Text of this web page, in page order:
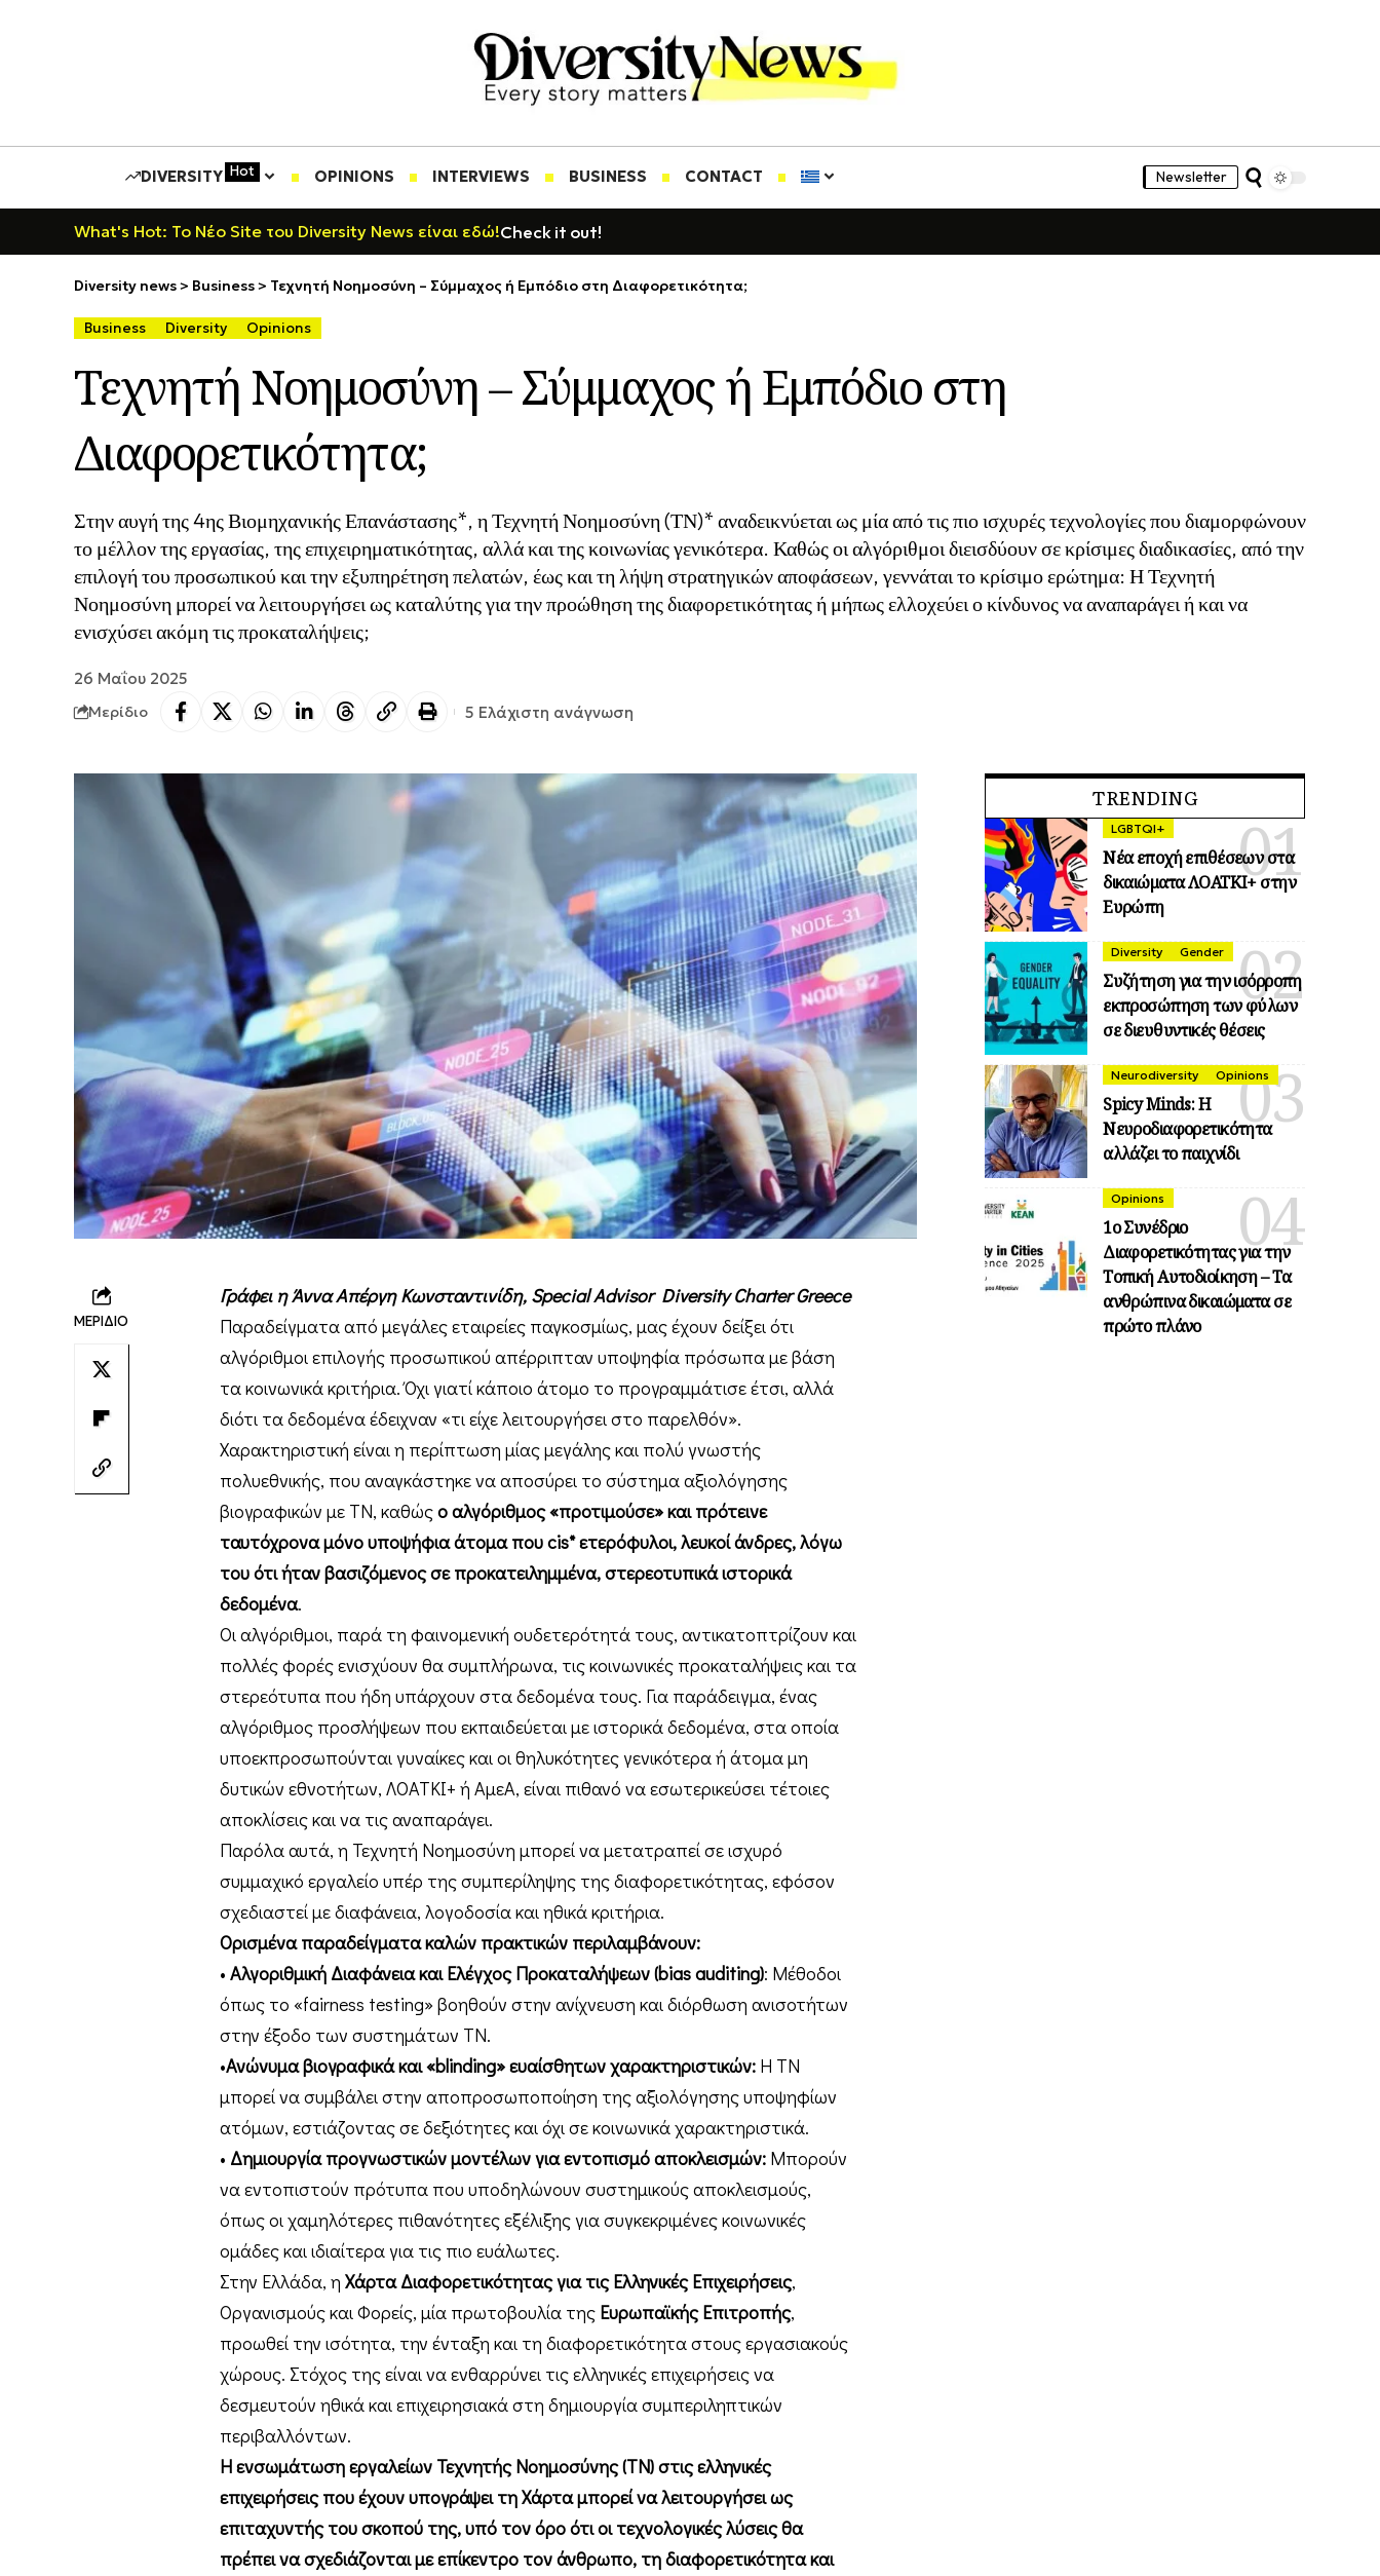
DIVERSITY Hot OPINIONS INTERVIEWS BUSINESS CONTACT Newsletter
What's Hot: Το Νέο Site του Diversity News είναι εδώ!Check it out!
Diversity news> Business> Τεχνητή Νοημοσύνη – Σύμμαχος ή Εμπόδιο στη Διαφορετικότητα;
Business Diversity Opinions
Τεχνητή Νοημοσύνη – Σύμμαχος ή Εμπόδιο στη
Διαφορετικότητα;
Στην αυγή της 4ης Βιομηχανικής Επανάστασης*, η Τεχνητή Νοημοσύνη (ΤΝ)* αναδεικνύεται ως μία από τις πιο ισχυρές τεχνολογίες που διαμορφώνουν
το μέλλον της εργασίας, της επιχειρηματικότητας, αλλά και της κοινωνίας γενικότερα. Καθώς οι αλγόριθμοι διεισδύουν σε κρίσιμες διαδικασίες, από την
επιλογή του προσωπικού και την εξυπηρέτηση πελατών, έως και τη λήψη στρατηγικών αποφάσεων, γεννάται το κρίσιμο ερώτημα: Η Τεχνητή
Νοημοσύνη μπορεί να λειτουργήσει ως καταλύτης για την προώθηση της διαφορετικότητας ή μήπως ελλοχεύει ο κίνδυνος να αναπαράγει ή και να
ενισχύσει ακόμη τις προκαταλήψεις;
26 Μαΐου 2025
Μερίδιο 5 Ελάχιστη ανάγνωση
ΜΕΡΙΔΙΟ
Γράφει η Άννα Απέργη Κωνσταντινίδη, Special Advisor Diversity Charter Greece
Παραδείγματα από μεγάλες εταιρείες παγκοσμίως, μας έχουν δείξει ότι
αλγόριθμοι επιλογής προσωπικού απέρριπταν υποψηφία πρόσωπα με βάση
τα κοινωνικά κριτήρια. Όχι γιατί κάποιο άτομο το προγραμμάτισε έτσι, αλλά
διότι τα δεδομένα έδειχναν «τι είχε λειτουργήσει στο παρελθόν».
Χαρακτηριστική είναι η περίπτωση μίας μεγάλης και πολύ γνωστής
πολυεθνικής, που αναγκάστηκε να αποσύρει το σύστημα αξιολόγησης
βιογραφικών με ΤΝ, καθώςο αλγόριθμος «προτιμούσε» και πρότεινε
ταυτόχρονα μόνο υποψήφια άτομα που cis* ετερόφυλοι, λευκοί άνδρες, λόγω
του ότι ήταν βασιζόμενος σε προκατειλημμένα, στερεοτυπικά ιστορικά
δεδομένα.
Οι αλγόριθμοι, παρά τη φαινομενική ουδετερότητά τους, αντικατοπτρίζουν και
πολλές φορές ενισχύουν θα συμπλήρωνα, τις κοινωνικές προκαταλήψεις και τα
στερεότυπα που ήδη υπάρχουν στα δεδομένα τους. Για παράδειγμα, ένας
αλγόριθμος προσλήψεων που εκπαιδεύεται με ιστορικά δεδομένα, στα οποία
υποεκπροσωπούνται γυναίκες και οι θηλυκότητες γενικότερα ή άτομα μη
δυτικών εθνοτήτων, ΛΟΑΤΚΙ+ ή ΑμεΑ, είναι πιθανό να εσωτερικεύσει τέτοιες
αποκλίσεις και να τις αναπαράγει.
Παρόλα αυτά, η Τεχνητή Νοημοσύνη μπορεί να μετατραπεί σε ισχυρό
συμμαχικό εργαλείο υπέρ της συμπερίληψης της διαφορετικότητας, εφόσον
σχεδιαστεί με διαφάνεια, λογοδοσία και ηθικά κριτήρια.
Ορισμένα παραδείγματα καλών πρακτικών περιλαμβάνουν:
• Αλγοριθμική Διαφάνεια και Ελέγχος Προκαταλήψεων (bias auditing): Μέθοδοι
όπως το «fairness testing» βοηθούν στην ανίχνευση και διόρθωση ανισοτήτων
στην έξοδο των συστημάτων ΤΝ.
•Ανώνυμα βιογραφικά και «blinding» ευαίσθητων χαρακτηριστικών: Η ΤΝ
μπορεί να συμβάλει στην αποπροσωποποίηση της αξιολόγησης υποψηφίων
ατόμων, εστιάζοντας σε δεξιότητες και όχι σε κοινωνικά χαρακτηριστικά.
• Δημιουργία προγνωστικών μοντέλων για εντοπισμό αποκλεισμών:Μπορούν
να εντοπιστούν πρότυπα που υποδηλώνουν συστημικούς αποκλεισμούς,
όπως οι χαμηλότερες πιθανότητες εξέλιξης για συγκεκριμένες κοινωνικές
ομάδες και ιδιαίτερα για τις πιο ευάλωτες.
Στην Ελλάδα, η Χάρτα Διαφορετικότητας για τις Ελληνικές Επιχειρήσεις,
Οργανισμούς και Φορείς, μία πρωτοβουλία της Ευρωπαϊκής Επιτροπής,
προωθεί την ισότητα, την ένταξη και τη διαφορετικότητα στους εργασιακούς
χώρους. Στόχος της είναι να ενθαρρύνει τις ελληνικές επιχειρήσεις να
δεσμευτούν ηθικά και επιχειρησιακά στη δημιουργία συμπεριληπτικών
περιβαλλόντων.
Η ενσωμάτωση εργαλείων Τεχνητής Νοημοσύνης (ΤΝ) στις ελληνικές
επιχειρήσεις που έχουν υπογράψει τη Χάρτα μπορεί να λειτουργήσει ως
επιταχυντής του σκοπού της, υπό τον όρο ότι οι τεχνολογικές λύσεις θα
πρέπει να σχεδιάζονται με επίκεντρο τον άνθρωπο, τη διαφορετικότητα και
TRENDING
LGBTQI+
Νέα εποχή επιθέσεων στα
δικαιώματα ΛΟΑΤΚΙ+ στην
Ευρώπη
Diversity Gender
Συζήτηση για την ισόρροπη
εκπροσώπηση των φύλων
σε διευθυντικές θέσεις
Neurodiversity Opinions
Spicy Minds: Η
Νευροδιαφορετικότητα
αλλάζει το παιχνίδι
Opinions
1ο Συνέδριο
Διαφορετικότητας για την
Τοπική Αυτοδιοίκηση – Τα
ανθρώπινα δικαιώματα σε
πρώτο πλάνο